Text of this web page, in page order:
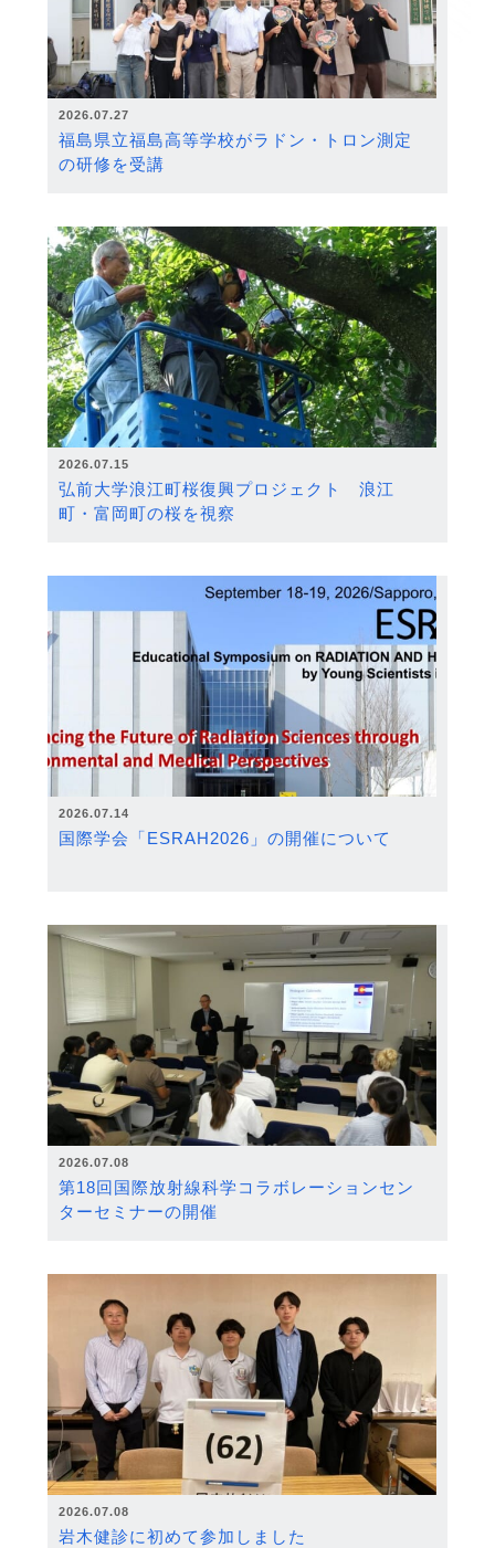
2026.07.27
福島県立福島高等学校がラドン・トロン測定
の研修を受講
2026.07.15
弘前大学浪江町桜復興プロジェクト 浪江
町・富岡町の桜を視察
2026.07.14
国際学会「ESRAH2026」の開催について
2026.07.08
第18回国際放射線科学コラボレーションセン
ターセミナーの開催
2026.07.08
岩木健診に初めて参加しました